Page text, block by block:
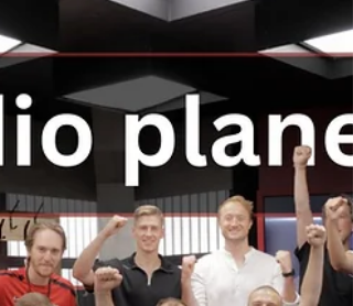
Beide Ansätze haben ihre Vor- und Nachteile,
doch ein eigenes Content-Studio bietet oft die
entscheidenden Vorteile in einer schnelllebigen,
digitalen Medienlandschaft. Warum ist
Videoproduktion für Unternehmen so wichtig?
Bewegtbildinhalte sind